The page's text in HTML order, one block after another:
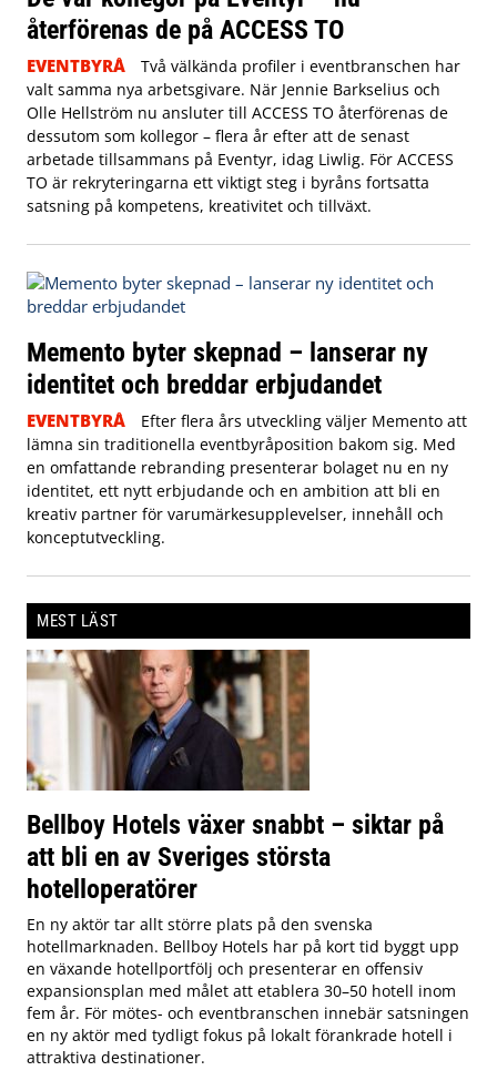
återförenas de på ACCESS TO
EVENTBYRÅ
Två välkända profiler i eventbranschen har
valt samma nya arbetsgivare. När Jennie Barkselius och
Olle Hellström nu ansluter till ACCESS TO återförenas de
dessutom som kollegor – flera år efter att de senast
arbetade tillsammans på Eventyr, idag Liwlig. För ACCESS
TO är rekryteringarna ett viktigt steg i byråns fortsatta
satsning på kompetens, kreativitet och tillväxt.
Memento byter skepnad – lanserar ny
identitet och breddar erbjudandet
EVENTBYRÅ
Efter flera års utveckling väljer Memento att
lämna sin traditionella eventbyråposition bakom sig. Med
en omfattande rebranding presenterar bolaget nu en ny
identitet, ett nytt erbjudande och en ambition att bli en
kreativ partner för varumärkesupplevelser, innehåll och
konceptutveckling.
MEST LÄST
Bellboy Hotels växer snabbt – siktar på
att bli en av Sveriges största
hotelloperatörer
En ny aktör tar allt större plats på den svenska
hotellmarknaden. Bellboy Hotels har på kort tid byggt upp
en växande hotellportfölj och presenterar en offensiv
expansionsplan med målet att etablera 30–50 hotell inom
fem år. För mötes- och eventbranschen innebär satsningen
en ny aktör med tydligt fokus på lokalt förankrade hotell i
attraktiva destinationer.